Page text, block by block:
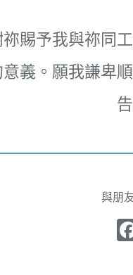
賜予我與祢同
義。願我謙卑
與朋